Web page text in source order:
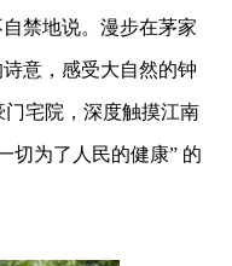
禁地说。漫步在茅家
意，感受大自然的钟
宅院，深度触摸江南
切为了人民的健康” 的